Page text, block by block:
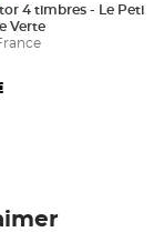
4 timbres - Le Petit
Verte